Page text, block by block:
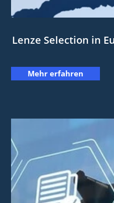
Lenze Selection in
Mehr erfahren